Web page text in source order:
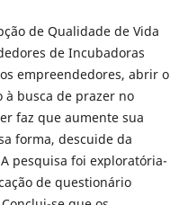
de Qualidade de Vida
de Incubadoras
empreendedores, abrir o
à busca de prazer no
faz que aumente sua
forma, descuide da
pesquisa foi exploratória-
de questionário